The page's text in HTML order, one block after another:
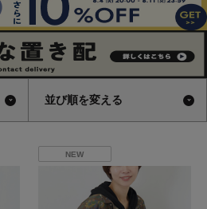
並び順を変える
NEW